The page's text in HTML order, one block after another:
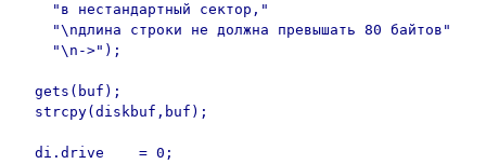
    "в нестандартный сектор,"
    "\nдлина строки не должна превышать 80 байтов"
    "\n->");
  gets(buf);
  strcpy(diskbuf,buf);
  di.drive    = 0;